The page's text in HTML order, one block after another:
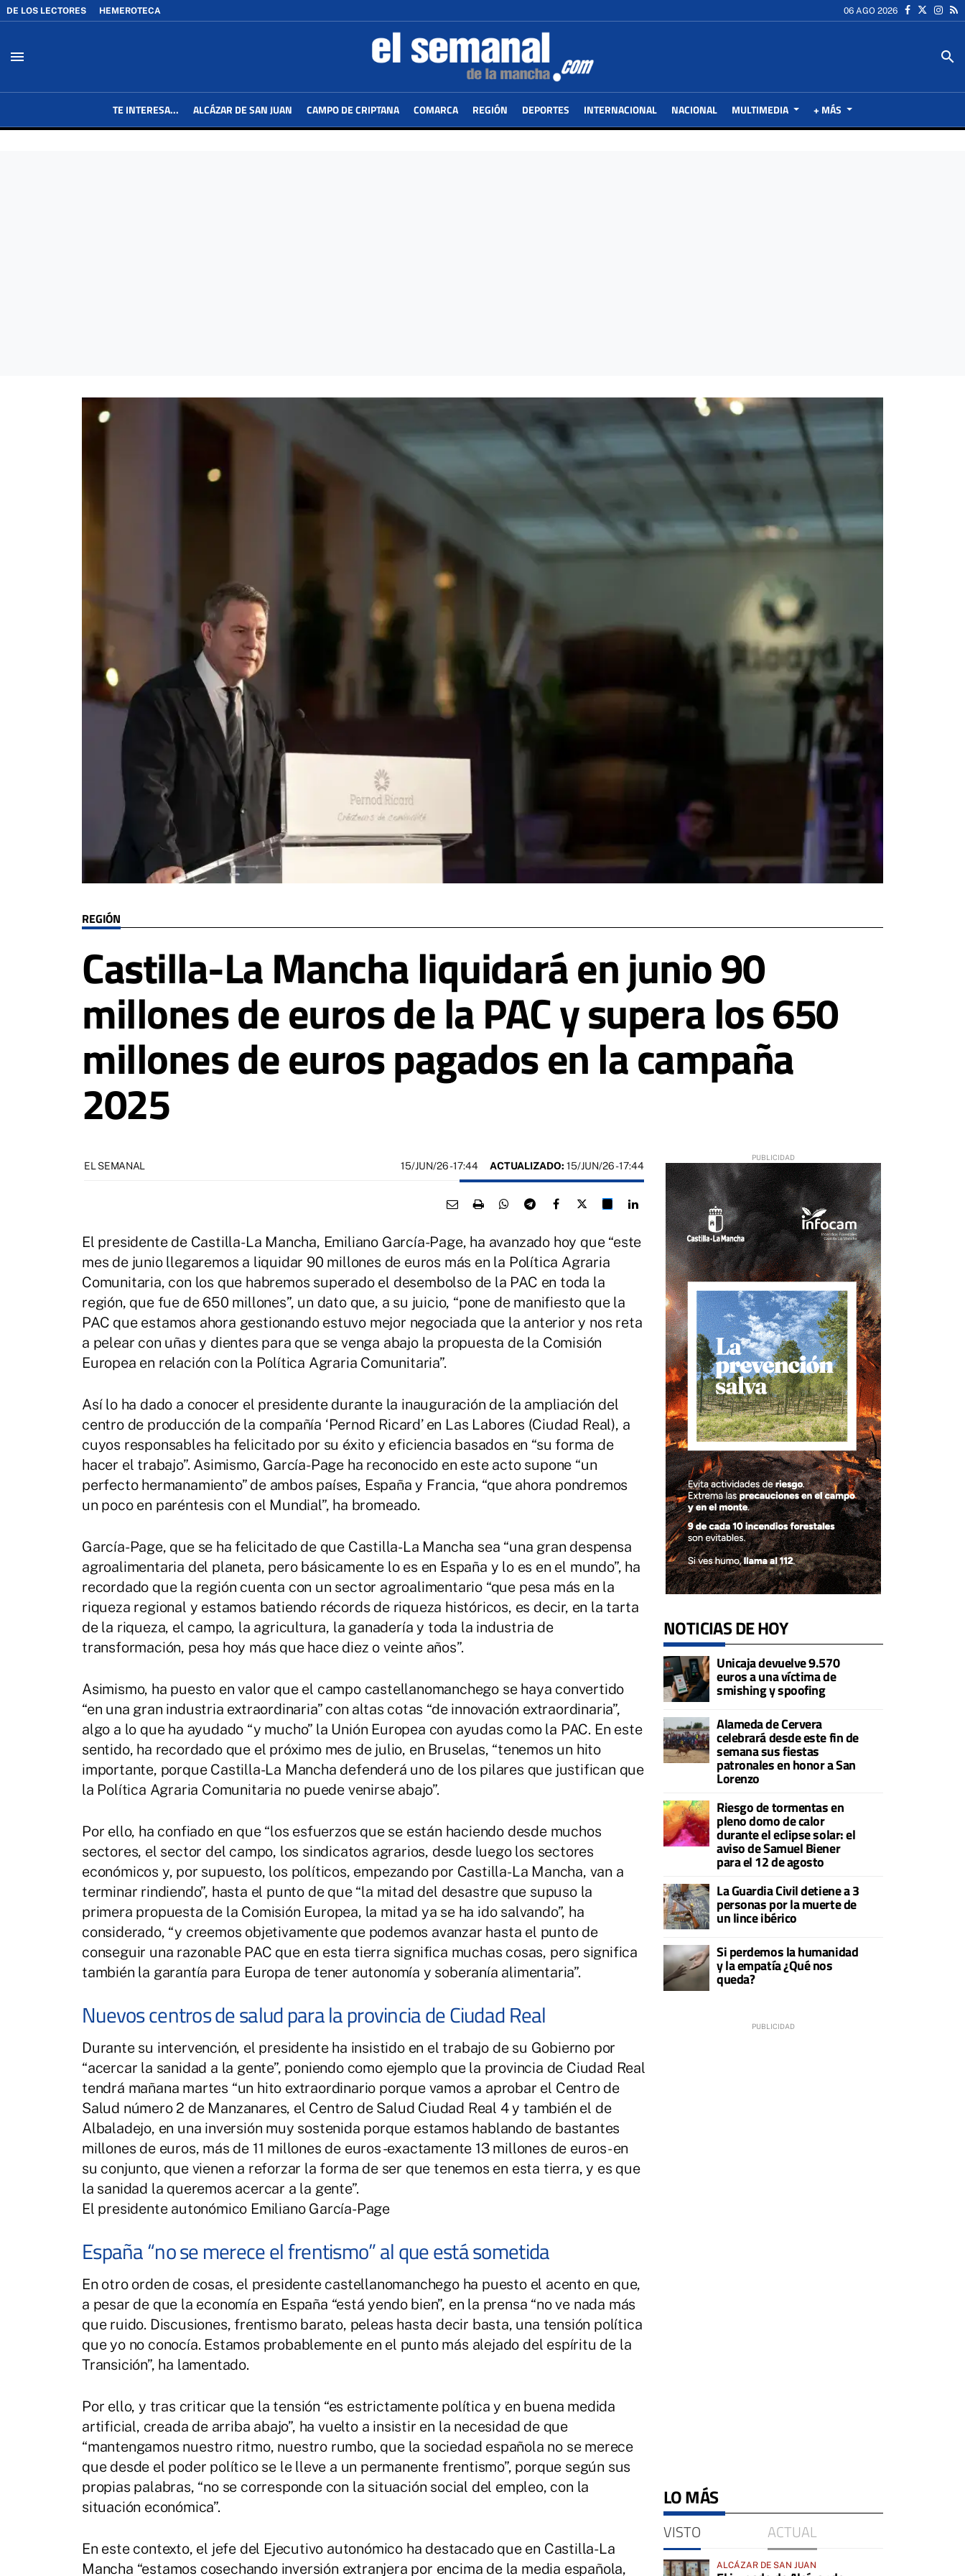
DE LOS LECTORES HEMEROTECA 06 AGO 2026
menu search
TE INTERESA... ALCÁZAR DE SAN JUAN CAMPO DE CRIPTANA COMARCA REGIÓN DEPORTES INTERNACIONAL NACIONAL MULTIMEDIA + MÁS
REGIÓN
Castilla-La Mancha liquidará en junio 90
millones de euros de la PAC y supera los 650
millones de euros pagados en la campaña
2025
EL SEMANAL 15/JUN/26- 17:44 ACTUALIZADO: 15/JUN/26 - 17:44
El presidente de Castilla-La Mancha, Emiliano García-Page, ha avanzado hoy que “este
mes de junio llegaremos a liquidar 90 millones de euros más en la Política Agraria
Comunitaria, con los que habremos superado el desembolso de la PAC en toda la
región, que fue de 650 millones”, un dato que, a su juicio, “pone de manifiesto que la
PAC que estamos ahora gestionando estuvo mejor negociada que la anterior y nos reta
a pelear con uñas y dientes para que se venga abajo la propuesta de la Comisión
Europea en relación con la Política Agraria Comunitaria”.
Así lo ha dado a conocer el presidente durante la inauguración de la ampliación del
centro de producción de la compañía ‘Pernod Ricard’ en Las Labores (Ciudad Real), a
cuyos responsables ha felicitado por su éxito y eficiencia basados en “su forma de
hacer el trabajo”. Asimismo, García-Page ha reconocido en este acto supone “un
perfecto hermanamiento” de ambos países, España y Francia, “que ahora pondremos
un poco en paréntesis con el Mundial”, ha bromeado.
García-Page, que se ha felicitado de que Castilla-La Mancha sea “una gran despensa
agroalimentaria del planeta, pero básicamente lo es en España y lo es en el mundo”, ha
recordado que la región cuenta con un sector agroalimentario “que pesa más en la
riqueza regional y estamos batiendo récords de riqueza históricos, es decir, en la tarta
de la riqueza, el campo, la agricultura, la ganadería y toda la industria de
transformación, pesa hoy más que hace diez o veinte años”.
Asimismo, ha puesto en valor que el campo castellanomanchego se haya convertido
“en una gran industria extraordinaria” con altas cotas “de innovación extraordinaria”,
algo a lo que ha ayudado “y mucho” la Unión Europea con ayudas como la PAC. En este
sentido, ha recordado que el próximo mes de julio, en Bruselas, “tenemos un hito
importante, porque Castilla-La Mancha defenderá uno de los pilares que justifican que
la Política Agraria Comunitaria no puede venirse abajo”.
Por ello, ha confiado en que “los esfuerzos que se están haciendo desde muchos
sectores, el sector del campo, los sindicatos agrarios, desde luego los sectores
económicos y, por supuesto, los políticos, empezando por Castilla-La Mancha, van a
terminar rindiendo”, hasta el punto de que “la mitad del desastre que supuso la
primera propuesta de la Comisión Europea, la mitad ya se ha ido salvando”, ha
considerado, “y creemos objetivamente que podemos avanzar hasta el punto de
conseguir una razonable PAC que en esta tierra significa muchas cosas, pero significa
también la garantía para Europa de tener autonomía y soberanía alimentaria”.
Nuevos centros de salud para la provincia de Ciudad Real
Durante su intervención, el presidente ha insistido en el trabajo de su Gobierno por
“acercar la sanidad a la gente”, poniendo como ejemplo que la provincia de Ciudad Real
tendrá mañana martes “un hito extraordinario porque vamos a aprobar el Centro de
Salud número 2 de Manzanares, el Centro de Salud Ciudad Real 4 y también el de
Albaladejo, en una inversión muy sostenida porque estamos hablando de bastantes
millones de euros, más de 11 millones de euros -exactamente 13 millones de euros- en
su conjunto, que vienen a reforzar la forma de ser que tenemos en esta tierra, y es que
la sanidad la queremos acercar a la gente”.
El presidente autonómico Emiliano García-Page
España “no se merece el frentismo” al que está sometida
En otro orden de cosas, el presidente castellanomanchego ha puesto el acento en que,
a pesar de que la economía en España “está yendo bien”, en la prensa “no ve nada más
que ruido. Discusiones, frentismo barato, peleas hasta decir basta, una tensión política
que yo no conocía. Estamos probablemente en el punto más alejado del espíritu de la
Transición”, ha lamentado.
Por ello, y tras criticar que la tensión “es estrictamente política y en buena medida
artificial, creada de arriba abajo”, ha vuelto a insistir en la necesidad de que
“mantengamos nuestro ritmo, nuestro rumbo, que la sociedad española no se merece
que desde el poder político se le lleve a un permanente frentismo”, porque según sus
propias palabras, “no se corresponde con la situación social del empleo, con la
situación económica”.
En este contexto, el jefe del Ejecutivo autonómico ha destacado que en Castilla-La
Mancha “estamos cosechando inversión extranjera por encima de la media española,
NOTICIAS DE HOY
Unicaja devuelve 9.570
euros a una víctima de
smishing y spoofing
Alameda de Cervera
celebrará desde este fin de
semana sus fiestas
patronales en honor a San
Lorenzo
Riesgo de tormentas en
pleno domo de calor
durante el eclipse solar: el
aviso de Samuel Biener
para el 12 de agosto
La Guardia Civil detiene a 3
personas por la muerte de
un lince ibérico
Si perdemos la humanidad
y la empatía ¿Qué nos
queda?
LO MÁS
VISTO ACTUAL
ALCÁZAR DE SAN JUAN